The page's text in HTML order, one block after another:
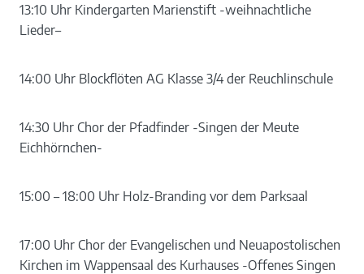
13:10 Uhr Kindergarten Marienstift -weihnachtliche
Lieder–
14:00 Uhr Blockflöten AG Klasse 3/4 der Reuchlinschule
14:30 Uhr Chor der Pfadfinder -Singen der Meute
Eichhörnchen-
15:00 – 18:00 Uhr Holz-Branding vor dem Parksaal
17:00 Uhr Chor der Evangelischen und Neuapostolischen
Kirchen im Wappensaal des Kurhauses -Offenes Singen